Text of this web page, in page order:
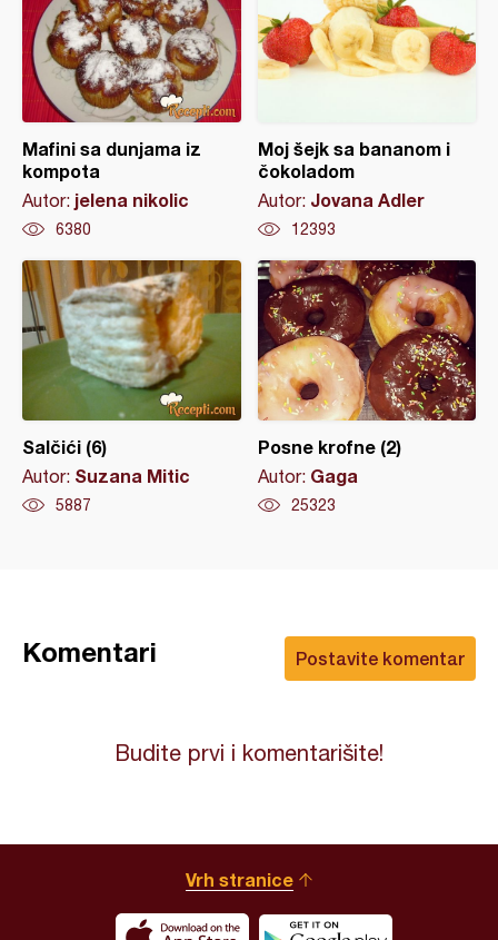
Mafini sa dunjama iz
kompota
Autor: jelena nikolic
6380
Moj šejk sa bananom i
čokoladom
Autor: Jovana Adler
12393
Salčići (6)
Autor: Suzana Mitic
5887
Posne krofne (2)
Autor: Gaga
25323
Postavite komentar
Komentari
Budite prvi i komentarišite!
Vrh stranice